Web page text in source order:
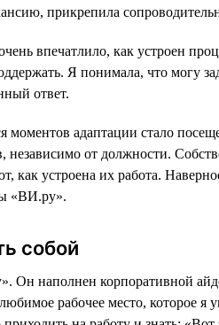
прикрепила
впечатлило, как устроен
Я понимала, что могу
ответ.
адаптации стало
независимо от должности.
как устроена их работа.
«ВИ.ру».
собой
Он наполнен корпоративной
рабочее место, которое я